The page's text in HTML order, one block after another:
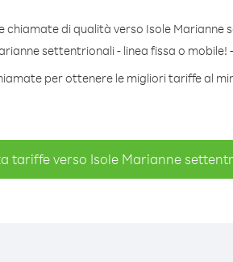
chiamate di qualità verso Isole Marianne
settentrionali - linea fissa o
per ottenere le migliori tariffe al
tariffe verso Isole Marianne